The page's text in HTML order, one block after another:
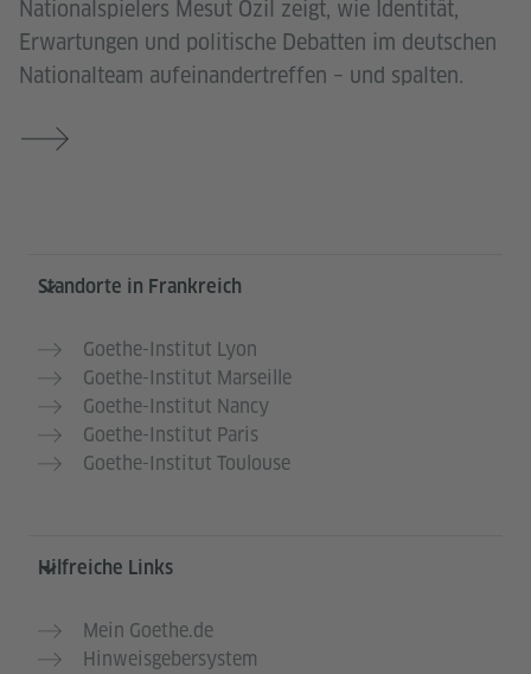
Nationalspielers Mesut Özil zeigt, wie Identität,
Erwartungen und politische Debatten im deutschen
Nationalteam aufeinandertreffen – und spalten.
Service- und Informationsbereich
Standorte in Frankreich
Goethe-Institut Lyon
Goethe-Institut Marseille
Goethe-Institut Nancy
Goethe-Institut Paris
Goethe-Institut Toulouse
Hilfreiche Links
Mein Goethe.de
Hinweisgebersystem